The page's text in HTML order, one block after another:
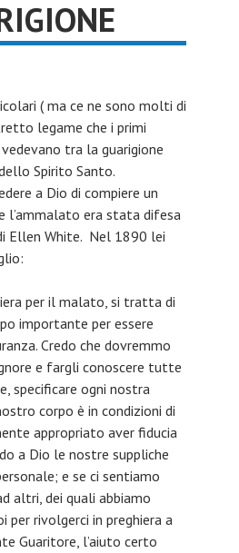
( ma ce ne sono molti di
legame che i primi
tra la guarigione
Spirito Santo.
a Dio di compiere un
l’ammalato era stata difesa
Ellen White. Nel 1890 lei
per il malato, si tratta di
importante per essere
Credo che dovremmo
e fargli conoscere tutte
specificare ogni nostra
corpo è in condizioni di
appropriato aver fiducia
a Dio le nostre suppliche
e se ci sentiamo
altri, dei quali abbiamo
per rivolgerci in preghiera a
Guaritore, l’aiuto certo